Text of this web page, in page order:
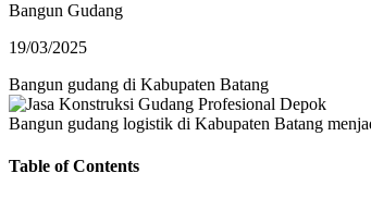
Bangun Gudang
19/03/2025
Bangun gudang di Kabupaten Batang
Bangun gudang logistik di Kabupaten Batang
Table of Contents